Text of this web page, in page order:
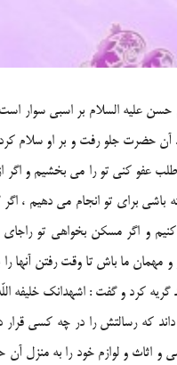
عليه السلام بر اسبي سوار است
آن حضرت جلو رفت و بر او سلام
عفو كني تو را مي بخشيم و اگر
باشي براي تو انجام مي دهيم ،
و اگر مسكن بخواهي تو
مهمان ما باش تا وقت رفتن آنها
گريه كرد و گفت : اشهدانك
كه رسالتش را در چه كسي
و اثاث و لوازم خود را به منزل